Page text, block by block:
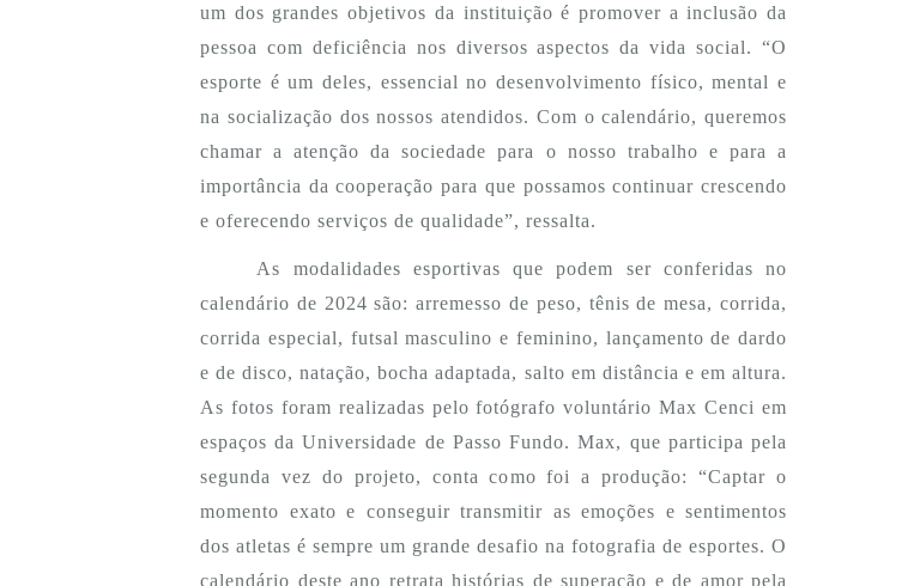
um dos grandes objetivos da instituição é promover a inclusão da
pessoa com deficiência nos diversos aspectos da vida social. “O
esporte é um deles, essencial no desenvolvimento físico, mental e
na socialização dos nossos atendidos. Com o calendário, queremos
chamar a atenção da sociedade para o nosso trabalho e para a
importância da cooperação para que possamos continuar crescendo
e oferecendo serviços de qualidade”, ressalta.
As modalidades esportivas que podem ser conferidas no
calendário de 2024 são: arremesso de peso, tênis de mesa, corrida,
corrida especial, futsal masculino e feminino, lançamento de dardo
e de disco, natação, bocha adaptada, salto em distância e em altura.
As fotos foram realizadas pelo fotógrafo voluntário Max Cenci em
espaços da Universidade de Passo Fundo. Max, que participa pela
segunda vez do projeto, conta como foi a produção: “Captar o
momento exato e conseguir transmitir as emoções e sentimentos
dos atletas é sempre um grande desafio na fotografia de esportes. O
calendário deste ano retrata histórias de superação e de amor pela